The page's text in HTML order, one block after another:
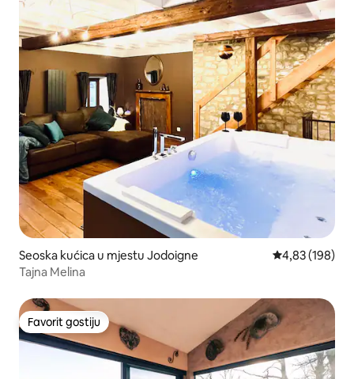
Seoska kućica u mjestu Jodoigne Prosječna
4,83 (198)
Tajna Melina
Favorit gostiju
Favorit gostiju